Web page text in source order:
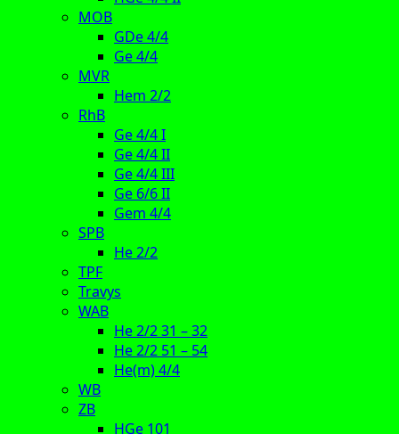
MOB
GDe 4/4
Ge 4/4
MVR
Hem 2/2
RhB
Ge 4/4 I
Ge 4/4 II
Ge 4/4 III
Ge 6/6 II
Gem 4/4
SPB
He 2/2
TPF
Travys
WAB
He 2/2 31 – 32
He 2/2 51 – 54
He(m) 4/4
WB
ZB
HGe 101